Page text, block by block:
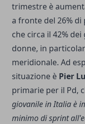
trimestre è
a fronte del 26%
che circa il 42%
donne, in
meridionale. Ad
situazione è Pier
primarie per il Pd,
giovanile in Italia è
minimo di sprint